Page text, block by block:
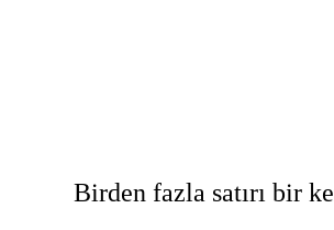
Birden fazla satırı bir